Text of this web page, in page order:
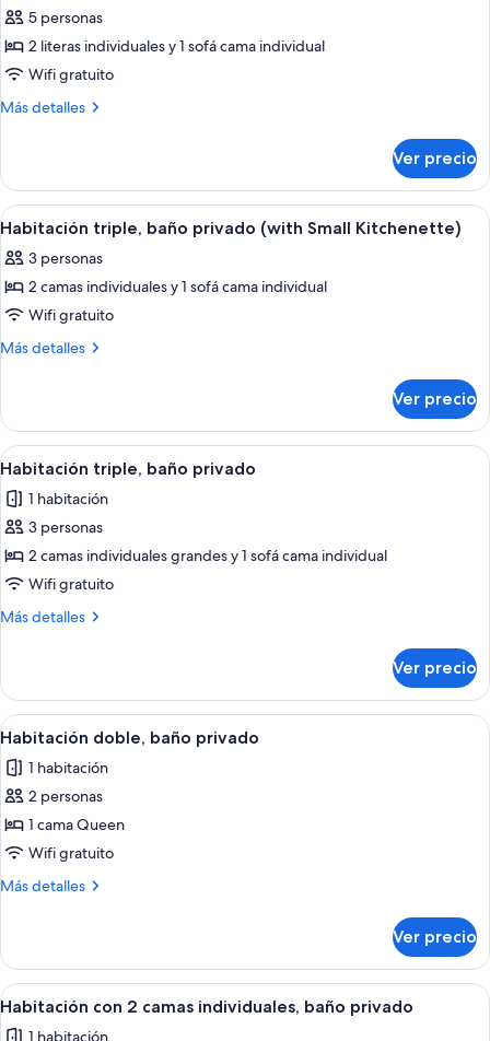
Small
Kichenette)
las
fotos
de
Habitación,
(For
5
People,
Small
Kitchenette)
5 personas
2 literas individuales y 1 sofá cama individual
Wifi gratuito
Más detalles
Más
baño
privado
(For
People,
Small
Ver precio
Abrir
todas
las
fotos
de
Habitación
privado
(with
Small
Kitchenette)
Una habitación de hotel con dos
7
Habitación triple, baño privado (with Small Kitchenette)
3 personas
2 camas individuales y 1 sofá cama individual
Wifi gratuito
Más detalles
Más
triple,
baño
privado
Small
Kitchenette)
Ver precio
Abrir
todas
las
fotos
de
Habitación
triple,
6
Habitación triple, baño privado
1 habitación
3 personas
2 camas individuales grandes y 1 sofá cama individual
Wifi gratuito
Más detalles
Más
triple,
baño
privado
Ver precio
Abrir
todas
las
fotos
de
Habitación
doble,
Una habitación de hotel con una
9
Habitación doble, baño privado
1 habitación
2 personas
1 cama Queen
Wifi gratuito
Más detalles
Más
doble,
baño
privado
Ver precio
Abrir
todas
Habitación de hotel con dos camas,
7
Habitación con 2 camas individuales, baño privado
1 habitación